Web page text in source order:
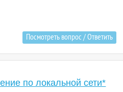
Посмотреть вопрос / Ответить
по локальной сети*